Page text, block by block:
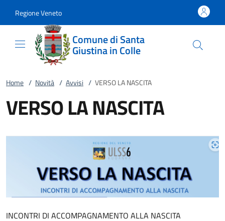
Regione Veneto
Comune di Santa
Giustina in Colle
Home / Novità / Avvisi / VERSO LA NASCITA
VERSO LA NASCITA
INCONTRI DI ACCOMPAGNAMENTO ALLA NASCITA